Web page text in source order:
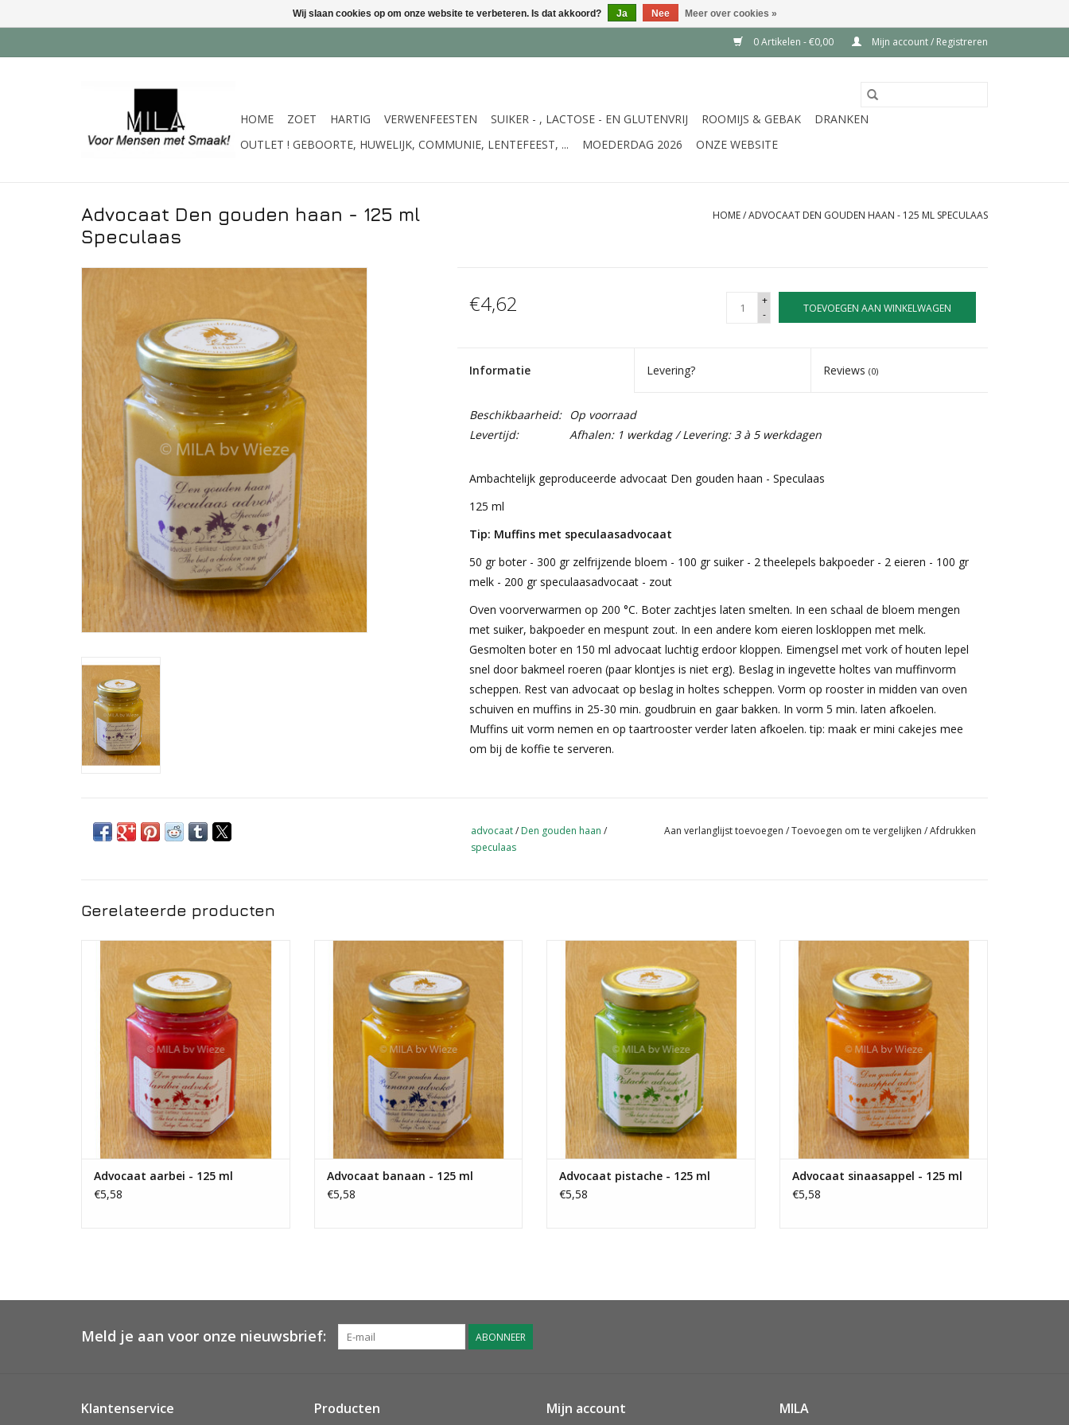
0 Artikelen - €0,00 Mijn account / Registreren
HOME ZOET HARTIG VERWENFEESTEN SUIKER - , LACTOSE - EN GLUTENVRIJ ROOMIJS & GEBAK
DRANKEN
OUTLET ! GEBOORTE, HUWELIJK, COMMUNIE, LENTEFEEST, ...
MOEDERDAG 2026 ONZE WEBSITE
Advocaat Den gouden haan - 125 ml
Speculaas
HOME/ADVOCAAT DEN GOUDEN HAAN - 125 ML SPECULAAS
€4,62
+
-
TOEVOEGEN AAN WINKELWAGEN
Informatie Levering? Reviews(0)
Beschikbaarheid:
Op voorraad
Levertijd:
Afhalen: 1 werkdag / Levering: 3 à 5 werkdagen
Ambachtelijk geproduceerde advocaat Den gouden haan - Speculaas
125 ml
Tip: Muffins met speculaasadvocaat
50 gr boter - 300 gr zelfrijzende bloem - 100 gr suiker - 2 theelepels bakpoeder - 2 eieren - 100 gr
melk - 200 gr speculaasadvocaat - zout
Oven voorverwarmen op 200 °C. Boter zachtjes laten smelten. In een schaal de bloem mengen
met suiker, bakpoeder en mespunt zout. In een andere kom eieren loskloppen met melk.
Gesmolten boter en 150 ml advocaat luchtig erdoor kloppen. Eimengsel met vork of houten lepel
snel door bakmeel roeren (paar klontjes is niet erg). Beslag in ingevette holtes van muffinvorm
scheppen. Rest van advocaat op beslag in holtes scheppen. Vorm op rooster in midden van oven
schuiven en muffins in 25-30 min. goudbruin en gaar bakken. In vorm 5 min. laten afkoelen.
Muffins uit vorm nemen en op taartrooster verder laten afkoelen. tip: maak er mini cakejes mee
om bij de koffie te serveren.
advocaat/ Den gouden haan /
speculaas
Aan verlanglijst toevoegen /Toevoegen om te vergelijken /Afdrukken
Gerelateerde producten
Ambachtelijk geproduceerde advocaat
Den gouden haan - Aardbei
Advocaat aarbei - 125 ml
€5,58
Ambachtelijk geproduceerde advocaat
Den gouden haan - Banaan
Advocaat banaan - 125 ml
€5,58
Ambachtelijk geproduceerde advocaat
Den gouden haan - Pistache
Advocaat pistache - 125 ml
€5,58
Ambachtelijk geproduceerde advocaat
Den gouden haan - Sinaasappel
TOEVOEGEN AAN WINKELWAGEN
Advocaat sinaasappel - 125 ml
€5,58
Meld je aan voor onze nieuwsbrief: ABONNEER
Klantenservice Producten Mijn account MILA
Wij slaan cookies op om onze website te verbeteren. Is dat akkoord? Ja Nee Meer over cookies »